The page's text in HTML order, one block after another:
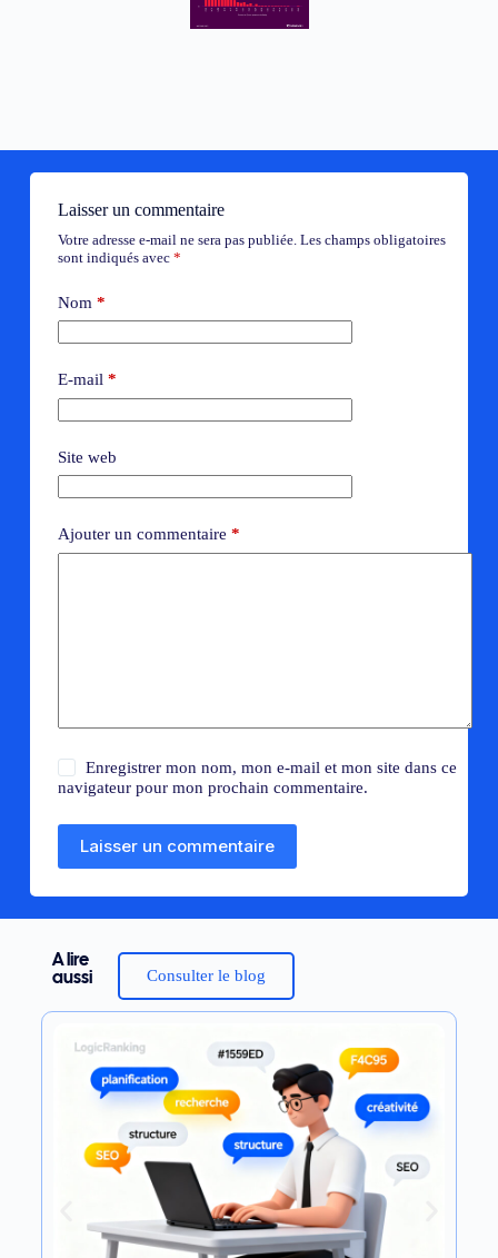
Laisser un commentaire
Votre adresse e-mail ne sera pas publiée. Les champs obligatoires
sont indiqués avec *
Nom *
E-mail*
Site web
Ajouter un commentaire *
Enregistrer mon nom, mon e-mail et mon site dans ce
navigateur pour mon prochain commentaire.
Laisser un commentaire
A lire
aussi
Consulter le blog